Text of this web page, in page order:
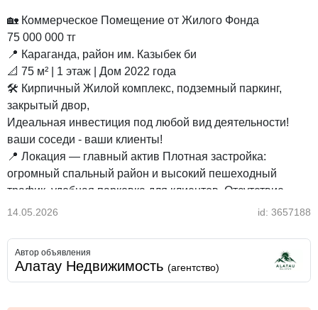
🏡 Коммерческое Помещение от Жилого Фонда
75 000 000 тг
📍 Караганда, район им. Казыбек би
📐 75 м² | 1 этаж | Дом 2022 года
🛠 Кирпичный Жилой комплекс, подземный паркинг,
закрытый двор,
Идеальная инвестиция под любой вид деятельности!
ваши соседи - ваши клиенты!
📍 Локация — главный актив Плотная застройка:
огромный спальный район и высокий пешеходный
трафик, удобная парковка для клиентов. Отсутствие
конкурентов: стабильный поток покупателей
💼 Условия и бонусы для инвестора Быстрый старт:
передача договоров аренды в день покупки. Помощь с
деньгами: одобрим коммерческую ипотеку и кредит на
14.05.2026 id: 3657188
Автор объявления
Алатау Недвижимость (агентство)